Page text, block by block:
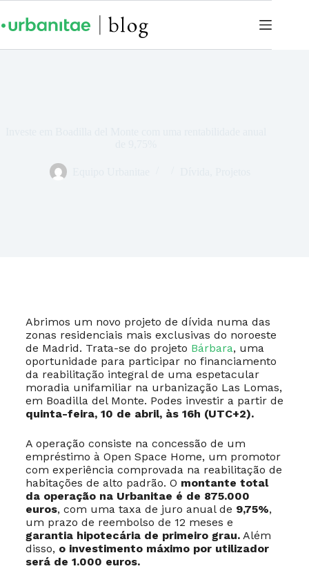
Abrimos um novo projeto de dívida numa das
zonas residenciais mais exclusivas do noroeste
de Madrid. Trata-se do projeto Bárbara, uma
oportunidade para participar no financiamento
da reabilitação integral de uma espetacular
moradia unifamiliar na urbanização Las Lomas,
em Boadilla del Monte. Podes investir a partir de
quinta-feira, 10 de abril, às 16h (UTC+2).
A operação consiste na concessão de um
empréstimo à Open Space Home, um promotor
com experiência comprovada na reabilitação de
habitações de alto padrão. O montante total
da operação na Urbanitae é de 875.000
euros, com uma taxa de juro anual de 9,75%,
um prazo de reembolso de 12 meses e
garantia hipotecária de primeiro grau.Além
disso, o investimento máximo por utilizador
será de 1.000 euros.